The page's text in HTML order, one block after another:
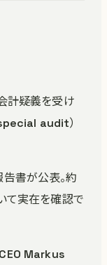
計疑義を受け
audit）
書が公表。約
て実在を確認で
Markus